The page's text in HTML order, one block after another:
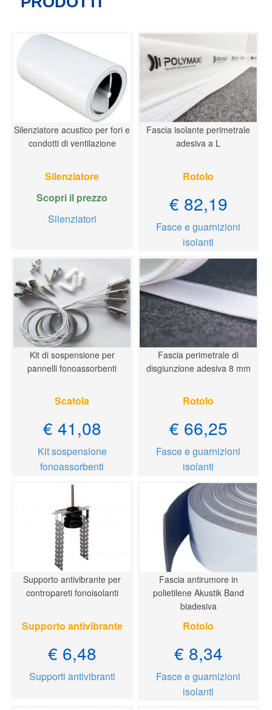
Silenziatore acustico per fori e
condotti di ventilazione
Silenziatore
Scopri il prezzo
Silenziatori
Fascia isolante perimetrale
adesiva a L
Rotolo
€ 82,19
Fasce e guarnizioni
isolanti
Kit di sospensione per
pannelli fonoassorbenti
Scatola
€ 41,08
Kit sospensione
fonoassorbenti
Fascia perimetrale di
disgiunzione adesiva 8 mm
Rotolo
€ 66,25
Fasce e guarnizioni
isolanti
Supporto antivibrante per
contropareti fonoisolanti
Supporto antivibrante
€ 6,48
Supporti antivibranti
Fascia antirumore in
polietilene Akustik Band
biadesiva
Rotolo
€ 8,34
Fasce e guarnizioni
isolanti